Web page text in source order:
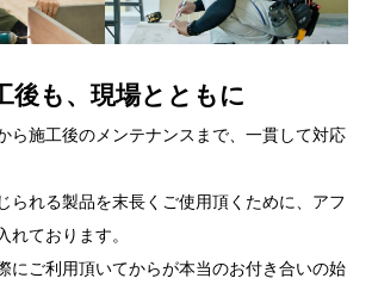
後も、現場とともに
ら施工後のメンテナンスまで、一貫して対応
られる製品を末長くご使用頂くために、アフ
れております。
にご利用頂いてからが本当のお付き合いの始